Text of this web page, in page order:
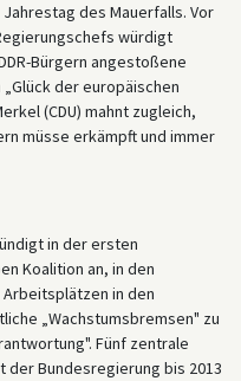
des Mauerfalls. Vor
würdigt
Bürgern angestoßene
der europäischen
(CDU) mahnt zugleich,
müsse erkämpft und immer
in der ersten
Koalition an, in den
in den
„Wachstumsbremsen" zu
Fünf zentrale
Bundesregierung bis 2013